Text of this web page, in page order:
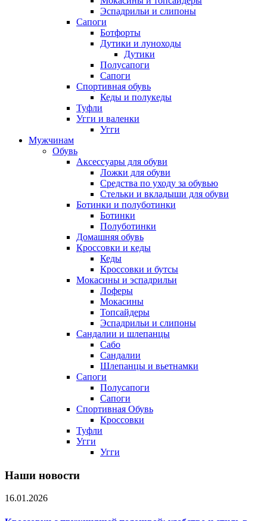
Эспадрильи и слипоны
Сапоги
Ботфорты
Дутики и луноходы
Дутики
Полусапоги
Сапоги
Спортивная обувь
Кеды и полукеды
Туфли
Угги и валенки
Угги
Мужчинам
Обувь
Аксессуары для обуви
Ложки для обуви
Средства по уходу за обувью
Стельки и вкладыши для обуви
Ботинки и полуботинки
Ботинки
Полуботинки
Домашняя обувь
Кроссовки и кеды
Кеды
Кроссовки и бутсы
Мокасины и эспадрильи
Лоферы
Мокасины
Топсайдеры
Эспадрильи и слипоны
Сандалии и шлепанцы
Сабо
Сандалии
Шлепанцы и вьетнамки
Сапоги
Полусапоги
Сапоги
Спортивная Обувь
Кроссовки
Туфли
Угги
Угги
Наши новости
16.01.2026